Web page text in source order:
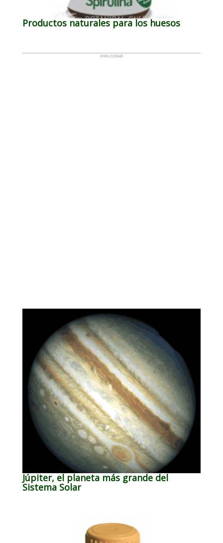
Productos naturales para los huesos
Júpiter, el planeta más grande del
Sistema Solar